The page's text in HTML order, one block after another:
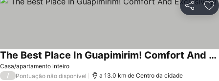
Partilhar
Casa/apartamento inteiro
The Best Place In Guapimirim! Comfort And Exclusivity!
/ Pontuação não disponível a 13.0 km de Centro da cidade